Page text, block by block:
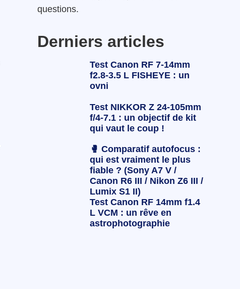
questions.
Derniers articles
Test Canon RF 7-14mm
f2.8-3.5 L FISHEYE : un
ovni
Test NIKKOR Z 24-105mm
f/4-7.1 : un objectif de kit
qui vaut le coup !
🥊 Comparatif autofocus :
qui est vraiment le plus
fiable ? (Sony A7 V /
Canon R6 III / Nikon Z6 III /
Lumix S1 II)
Test Canon RF 14mm f1.4
L VCM : un rêve en
astrophotographie